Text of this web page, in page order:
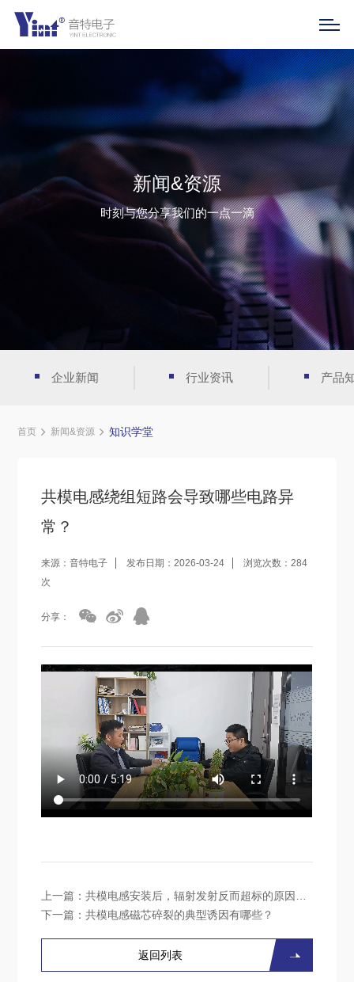
新闻&资源
时刻与您分享我们的一点一滴
企业新闻 行业资讯 产品
首页 新闻&资源 知识学堂
共模电感绕组短路会导致哪些电路异
常？
来源：音特电子 发布日期：2026-03-24
浏览次数：284
次
分享：
上一篇：共模电感安装后，辐射发射反而超标的原因是什么？
下一篇：共模电感磁芯碎裂的典型诱因有哪些？
返回列表